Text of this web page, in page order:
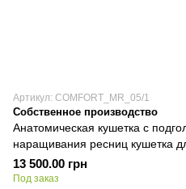
Артикул: COMFORT_MR_05/1
Собственное производство
Анатомическая кушетка с
наращивания ресниц кушетка
13 500.00 грн
Под заказ